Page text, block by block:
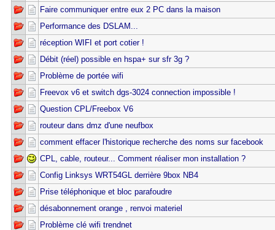
Faire communiquer entre eux 2 PC dans la maison
Performance des DSLAM...
réception WIFI et port cotier !
Débit (réel) possible en hspa+ sur sfr 3g ?
Problème de portée wifi
Freevox v6 et switch dgs-3024 connection impossible !
Question CPL/Freebox V6
routeur dans dmz d'une neufbox
comment effacer l'historique recherche des noms sur facebook
CPL, cable, routeur... Comment réaliser mon installation ?
Config Linksys WRT54GL derrière 9box NB4
Prise téléphonique et bloc parafoudre
désabonnement orange , renvoi materiel
Problème clé wifi trendnet